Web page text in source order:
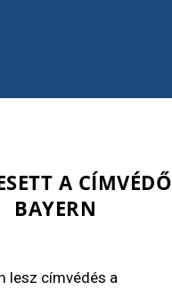
A CÍMVÉDŐ
BAYERN
lesz címvédés a